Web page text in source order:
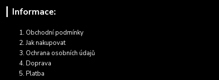
Informace:
Obchodní podmínky
Jak nakupovat
Ochrana osobních údajů
Doprava
Platba